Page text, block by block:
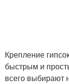
Крепление
быстрым и
всего выбирают